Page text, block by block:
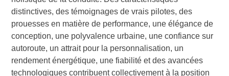
distinctives, des témoignages de vrais pilotes, des
prouesses en matière de performance, une élégance de
conception, une polyvalence urbaine, une confiance sur
autoroute, un attrait pour la personnalisation, un
rendement énergétique, une fiabilité et des avancées
technologiques contribuent collectivement à la position